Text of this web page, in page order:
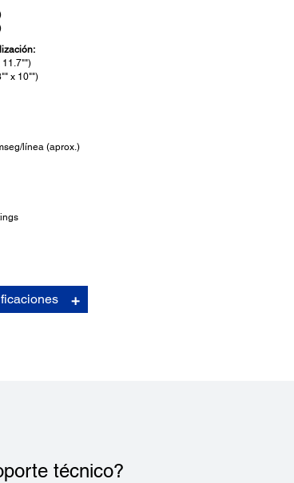
11.7"")
x 10"")
línea (aprox.)
técnico?